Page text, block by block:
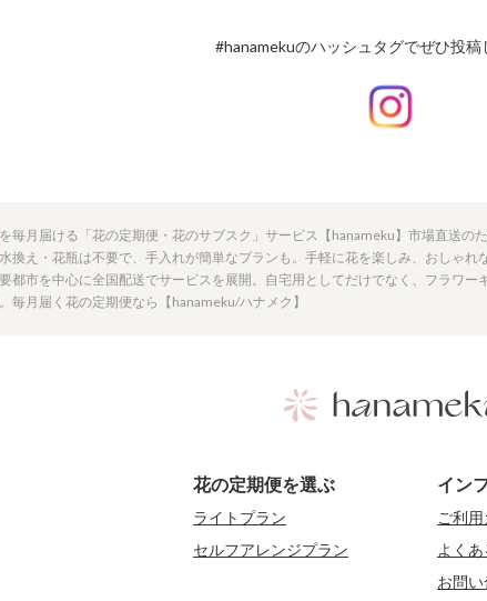
#hanamekuのハッシュタグでぜひ投稿
毎月届ける「花の定期便・花のサブスク」サービス【hanameku】市場直送
換え・花瓶は不要で、手入れが簡単なプランも。手軽に花を楽しみ、おしゃ
都市を中心に全国配送でサービスを展開。自宅用としてだけでなく、フラワ
毎月届く花の定期便なら【hanameku/ハナメク】
花の定期便を選ぶ
ライトプラン
セルフアレンジプラン
イン
ご利
よく
お問